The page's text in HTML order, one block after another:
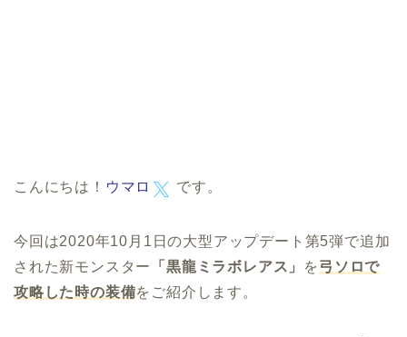
こんにちは！ ウマロ です。
今回は2020年10月1日の大型アップデート第5弾で追加
された新モンスター
「黒龍ミラボレアス」 を 弓ソロで
攻略した時の装備をご紹介します。